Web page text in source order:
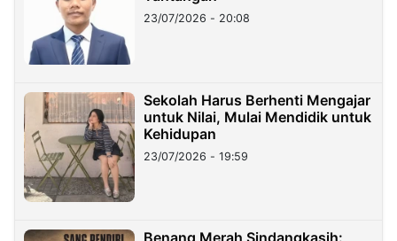
23/07/2026 - 20:08
Sekolah Harus Berhenti Mengajar
untuk Nilai, Mulai Mendidik untuk
Kehidupan
23/07/2026 - 19:59